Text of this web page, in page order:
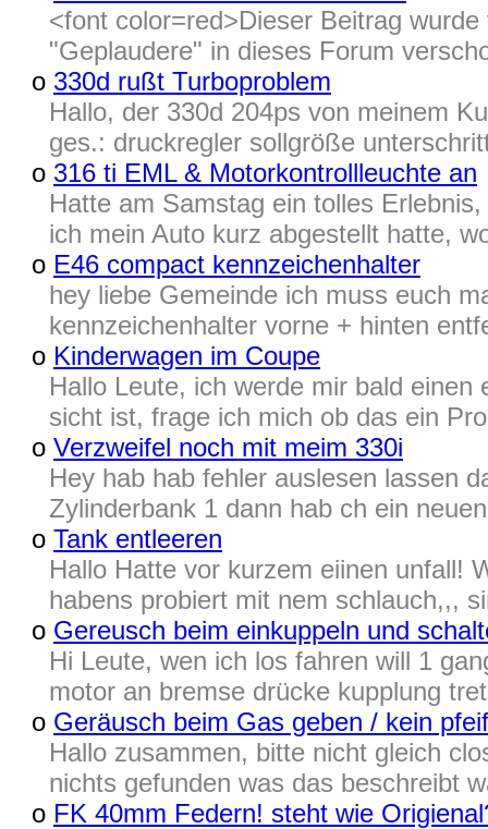
<font color=red>Dieser Beitrag
"Geplaudere" in dieses Forum
o 330d rußt Turboproblem
Hallo, der 330d 204ps von meinem
ges.: druckregler sollgröße
o 316 ti EML & Motorkontrollleuchte an
Hatte am Samstag ein tolles
ich mein Auto kurz abgestellt hatte,
o E46 compact kennzeichenhalter
hey liebe Gemeinde ich muss euch
kennzeichenhalter vorne + hinten
o Kinderwagen im Coupe
Hallo Leute, ich werde mir bald
sicht ist, frage ich mich ob das ein
o Verzweifel noch mit meim 330i
Hey hab hab fehler auslesen lassen
Zylinderbank 1 dann hab ch ein
o Tank entleeren
Hallo Hatte vor kurzem eiinen unfall!
habens probiert mit nem schlauch,,,
o Gereusch beim einkuppeln und
Hi Leute, wen ich los fahren will 1
motor an bremse drücke kupplung
o Geräusch beim Gas geben / kein
Hallo zusammen, bitte nicht gleich
nichts gefunden was das beschreibt
o FK 40mm Federn! steht wie